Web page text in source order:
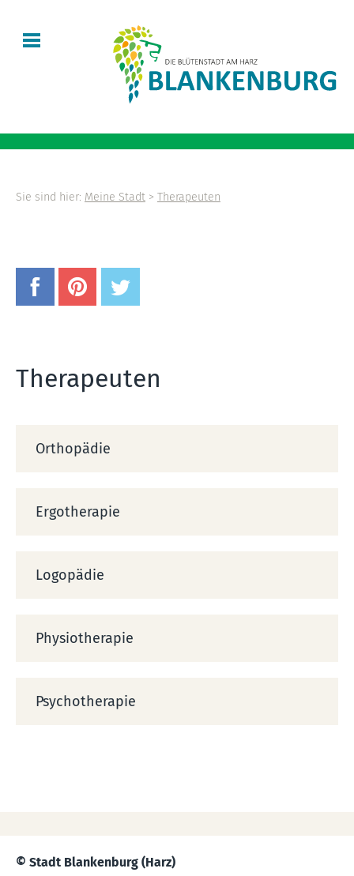
Sie sind hier: Meine Stadt > Therapeuten
Therapeuten
Orthopädie
Ergotherapie
Logopädie
Physiotherapie
Psychotherapie
© Stadt Blankenburg (Harz)